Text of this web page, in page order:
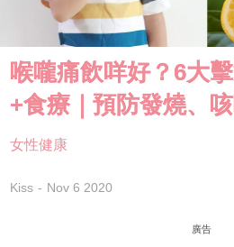
喉嚨痛飲咩好？6大
+食療｜預防發燒、
女性健康
Kiss Nov 6 2020
廣告